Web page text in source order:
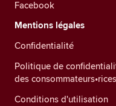
Facebook
Mentions légales
Confidentialité
Politique de
des consommateurs•rices
Conditions d'utilisation